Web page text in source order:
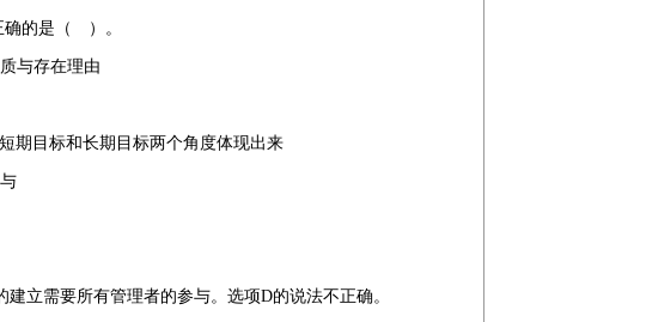
确的是（ ）。
与存在理由
期目标和长期目标两个角度体现出来
立需要所有管理者的参与。选项D的说法不正确。